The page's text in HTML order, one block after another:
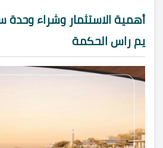
أهمية الاستثمار وشراء
يم راس الحكمة